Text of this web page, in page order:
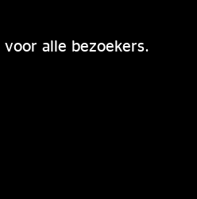
alle bezoekers.